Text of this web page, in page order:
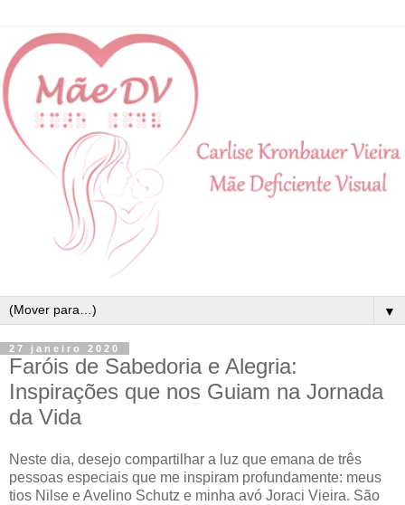
▼
27 janeiro 2020
Faróis de Sabedoria e Alegria:
Inspirações que nos Guiam na Jornada
da Vida
Neste dia, desejo compartilhar a luz que emana de três
pessoas especiais que me inspiram profundamente: meus
tios Nilse e Avelino Schutz e minha avó Joraci Vieira. São